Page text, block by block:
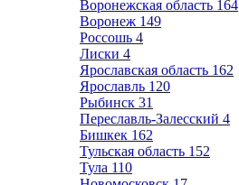
Воронежская область 164
Воронеж 149
Россошь 4
Лиски 4
Ярославская область 162
Ярославль 120
Рыбинск 31
Переславль-Залесский 4
Бишкек 162
Тульская область 152
Тула 110